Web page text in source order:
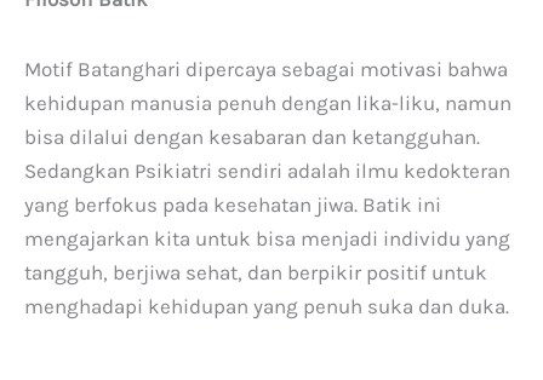
Motif Batanghari dipercaya sebagai motivasi bahwa
kehidupan manusia penuh dengan lika-liku, namun
bisa dilalui dengan kesabaran dan ketangguhan.
Sedangkan Psikiatri sendiri adalah ilmu kedokteran
yang berfokus pada kesehatan jiwa. Batik ini
mengajarkan kita untuk bisa menjadi individu yang
tangguh, berjiwa sehat, dan berpikir positif untuk
menghadapi kehidupan yang penuh suka dan duka.